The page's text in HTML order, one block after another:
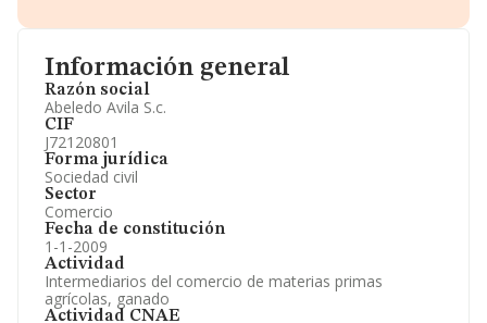
Información general
Razón social
Abeledo Avila S.c.
CIF
J72120801
Forma jurídica
Sociedad civil
Sector
Comercio
Fecha de constitución
1-1-2009
Actividad
Intermediarios del comercio de materias primas
agrícolas, ganado
Actividad CNAE
Información oficial y registral complementaria.